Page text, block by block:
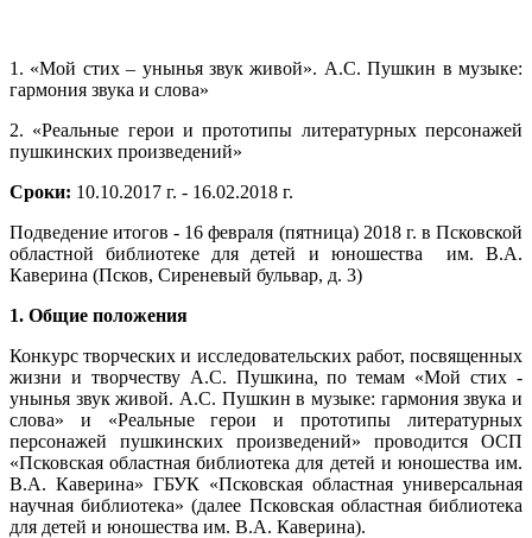
1. «Мой стих – унынья звук живой». А.С. Пушкин в музыке:
гармония звука и слова»
2. «Реальные герои и прототипы литературных персонажей
пушкинских произведений»
Сроки: 10.10.2017 г. - 16.02.2018 г.
Подведение итогов - 16 февраля (пятница) 2018 г. в Псковской
областной библиотеке для детей и юношества им. В.А.
Каверина (Псков, Сиреневый бульвар, д. 3)
1. Общие положения
Конкурс творческих и исследовательских работ, посвященных
жизни и творчеству А.С. Пушкина, по темам «Мой стих -
унынья звук живой. А.С. Пушкин в музыке: гармония звука и
слова» и «Реальные герои и прототипы литературных
персонажей пушкинских произведений» проводится ОСП
«Псковская областная библиотека для детей и юношества им.
В.А. Каверина» ГБУК «Псковская областная универсальная
научная библиотека» (далее Псковская областная библиотека
для детей и юношества им. В.А. Каверина).